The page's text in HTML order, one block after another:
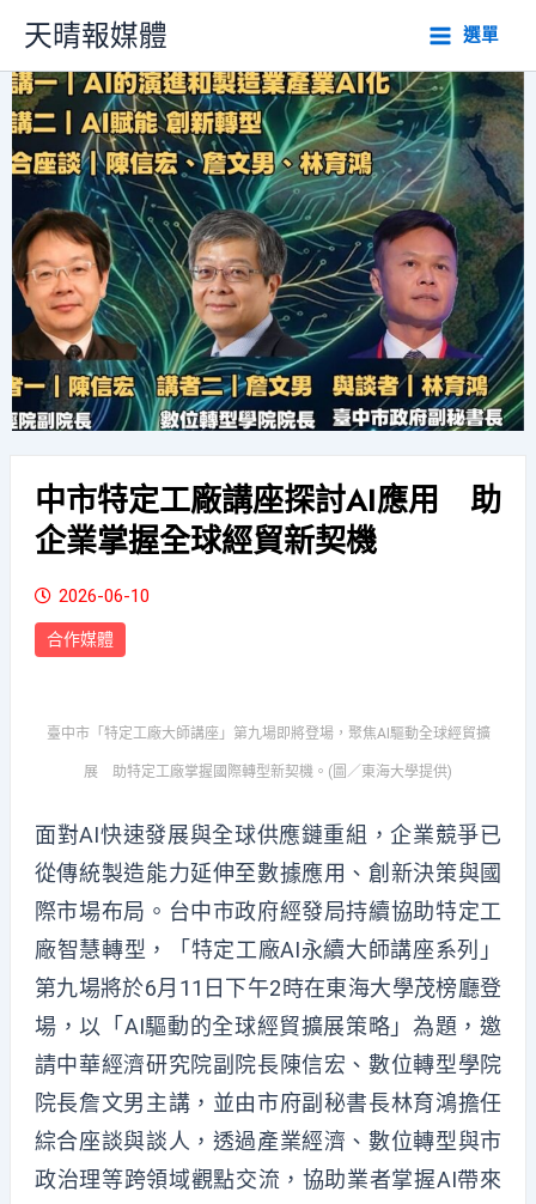
主
要
內
容
天晴報媒體 選單
中市特定工廠講座探討AI應用 助
企業掌握全球經貿新契機
2026-06-10
合作媒體
臺中市「特定工廠大師講座」第九場即將登場，聚焦AI驅動全球經貿擴
展 助特定工廠掌握國際轉型新契機。(圖／東海大學提供)
面對AI快速發展與全球供應鏈重組，企業競爭已
從傳統製造能力延伸至數據應用、創新決策與國
際市場布局。台中市政府經發局持續協助特定工
廠智慧轉型，「特定工廠AI永續大師講座系列」
第九場將於6月11日下午2時在東海大學茂榜廳登
場，以「AI驅動的全球經貿擴展策略」為題，邀
請中華經濟研究院副院長陳信宏、數位轉型學院
院長詹文男主講，並由市府副秘書長林育鴻擔任
綜合座談與談人，透過產業經濟、數位轉型與市
政治理等跨領域觀點交流，協助業者掌握AI帶來